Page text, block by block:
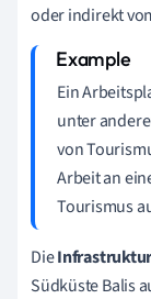
oder indirekt
Ein
unter
von
Arbeit an
Tourismus
Die
Südküste Balis